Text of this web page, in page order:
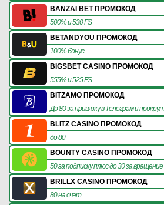
BANZAI BET ПРОМОКОД
500% и 530 FS
BETANDYOU ПРОМОКОД
100% бонус
BIGSBET CASINO ПРОМОКОД
555% и 525 FS
BITZAMO ПРОМОКОД
До 80 за привязку в Телеграм и
BLITZ CASINO ПРОМОКОД
до 80
BOUNTY CASINO ПРОМОКОД
50 за подписку плюс до 30 за вращение
BRILLX CASINO ПРОМОКОД
80 на счет